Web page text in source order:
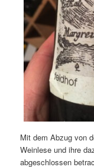
Mit dem Abzug von
Weinlese und ihre
abgeschlossen